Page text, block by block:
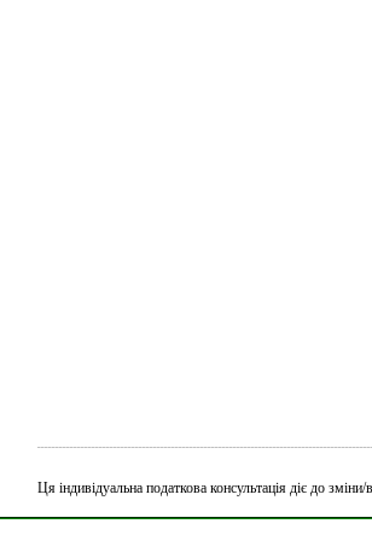
Ця індивідуальна податкова консультація діє до